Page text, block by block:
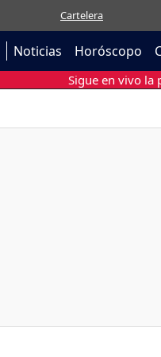
Cartelera
Noticias Horóscopo
Sigue en vivo la